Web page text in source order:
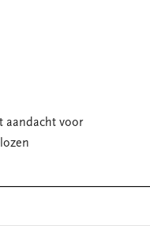
aandacht voor